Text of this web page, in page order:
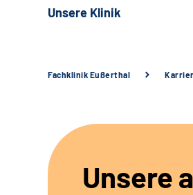
Unsere Klinik
Fachklinik Eußerthal
Unsere